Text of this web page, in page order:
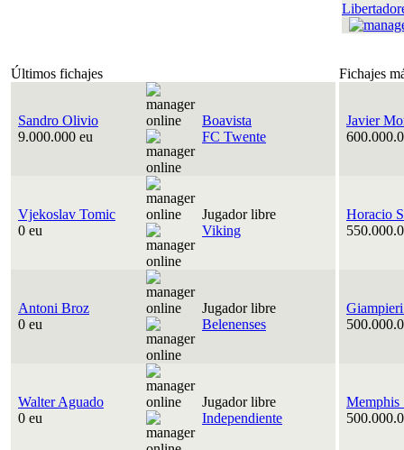
Últimos fichajes Fichajes
Sandro Olivio
9.000.000 eu
Boavista
FC Twente
Javier
Vjekoslav Tomic
0 eu
Jugador libre
Viking
Horacio
Antoni Broz
0 eu
Jugador libre
Belenenses
Walter Aguado
0 eu
Jugador libre
Independiente
Memphis